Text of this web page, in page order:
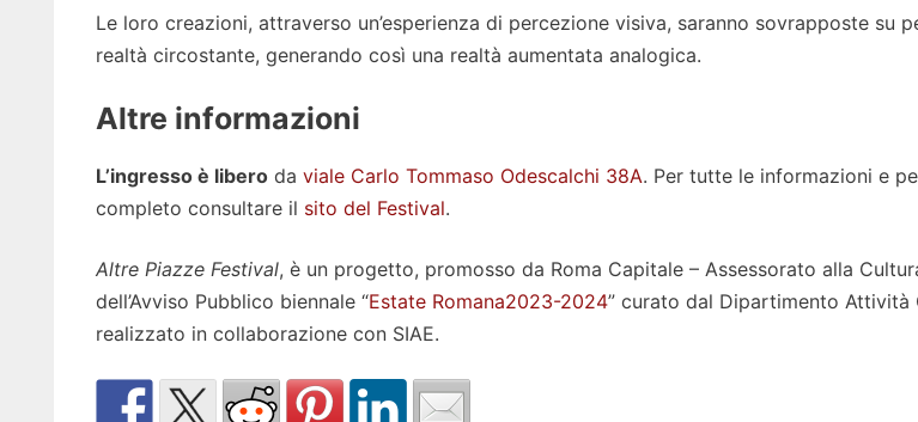
Le loro creazioni, attraverso un’esperienza di percezione visiva, saranno sovrapposte su
realtà circostante, generando così una realtà aumentata analogica.
Altre informazioni
L’ingresso è liberoda viale Carlo Tommaso Odescalchi 38A. Per tutte le informazioni e
completo consultare il sito del Festival.
Altre Piazze Festival, è un progetto, promosso da Roma Capitale – Assessorato alla
dell’Avviso Pubblico biennale “Estate Romana2023-2024” curato dal Dipartimento Attività
realizzato in collaborazione con SIAE.